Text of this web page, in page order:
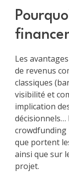
Les
de revenus
classiques
visibilité et
implication
décisionnels…
crowdfunding
que portent
ainsi que sur
projet.